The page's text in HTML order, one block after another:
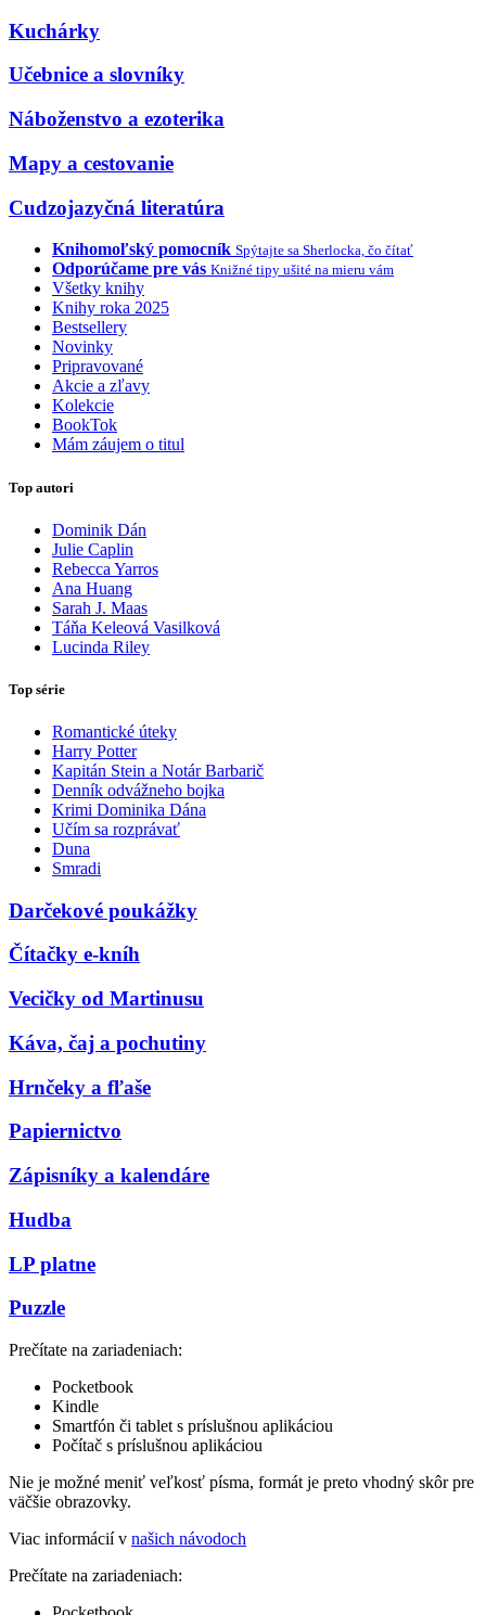
Kuchárky
Učebnice a slovníky
Náboženstvo a ezoterika
Mapy a cestovanie
Cudzojazyčná literatúra
Knihomoľský pomocník Spýtajte sa Sherlocka, čo čítať
Odporúčame pre vás Knižné tipy ušité na mieru vám
Všetky knihy
Knihy roka 2025
Bestsellery
Novinky
Pripravované
Akcie a zľavy
Kolekcie
BookTok
Mám záujem o titul
Top autori
Dominik Dán
Julie Caplin
Rebecca Yarros
Ana Huang
Sarah J. Maas
Táňa Keleová Vasilková
Lucinda Riley
Top série
Romantické úteky
Harry Potter
Kapitán Stein a Notár Barbarič
Denník odvážneho bojka
Krimi Dominika Dána
Učím sa rozprávať
Duna
Smradi
Darčekové poukážky
Čítačky e-kníh
Vecičky od Martinusu
Káva, čaj a pochutiny
Hrnčeky a fľaše
Papiernictvo
Zápisníky a kalendáre
Hudba
LP platne
Puzzle
Prečítate na zariadeniach:
Pocketbook
Kindle
Smartfón či tablet s príslušnou aplikáciou
Počítač s príslušnou aplikáciou
Nie je možné meniť veľkosť písma, formát je preto vhodný skôr pre
väčšie obrazovky.
Viac informácií v našich návodoch
Prečítate na zariadeniach: